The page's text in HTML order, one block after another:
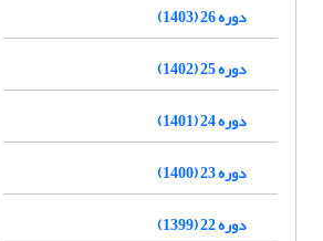
دوره 26 (1403)
دوره 25 (1402)
دوره 24 (1401)
دوره 23 (1400)
دوره 22 (1399)